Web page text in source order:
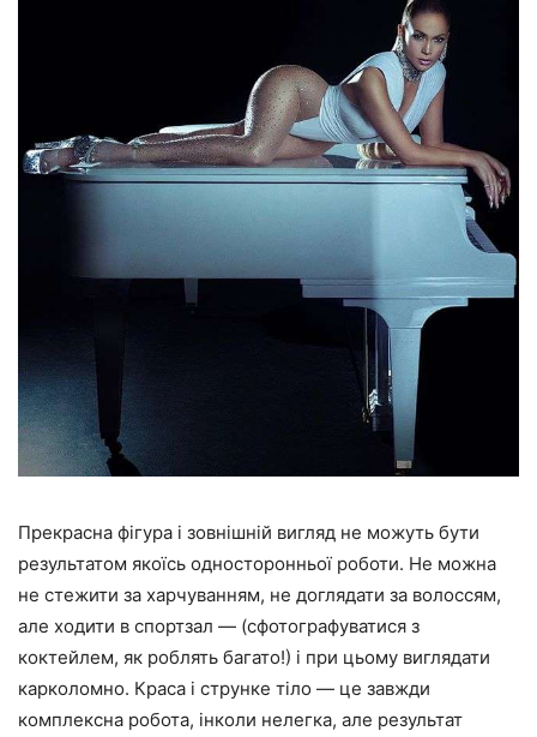
Прекрасна фігура і зовнішній вигляд не можуть бути
результатом якоїсь односторонньої роботи. Не можна
не стежити за харчуванням, не доглядати за волоссям,
але ходити в спортзал — (сфотографуватися з
коктейлем, як роблять багато!) і при цьому виглядати
карколомно. Краса і струнке тіло — це завжди
комплексна робота, інколи нелегка, але результат